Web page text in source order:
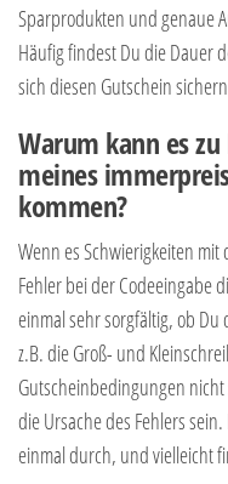
Sparprodukten und genaue
Häufig findest Du die Dauer
sich diesen Gutschein
Warum kann es
meines
kommen?
Wenn es Schwierigkeiten
Fehler bei der Codeeingabe
einmal sehr sorgfältig, ob
z.B. die Groß- und
Gutscheinbedingungen
die Ursache des Fehlers
einmal durch, und vielleicht